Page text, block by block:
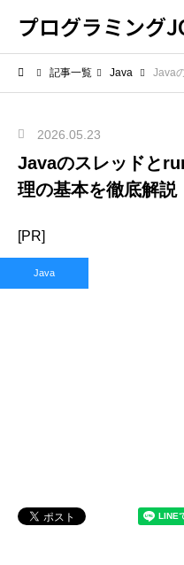
プログラミング
記事一覧 Java Javaのス
2026.05.23
Javaのスレッドと
理の基本を徹底解説
[PR]
Java